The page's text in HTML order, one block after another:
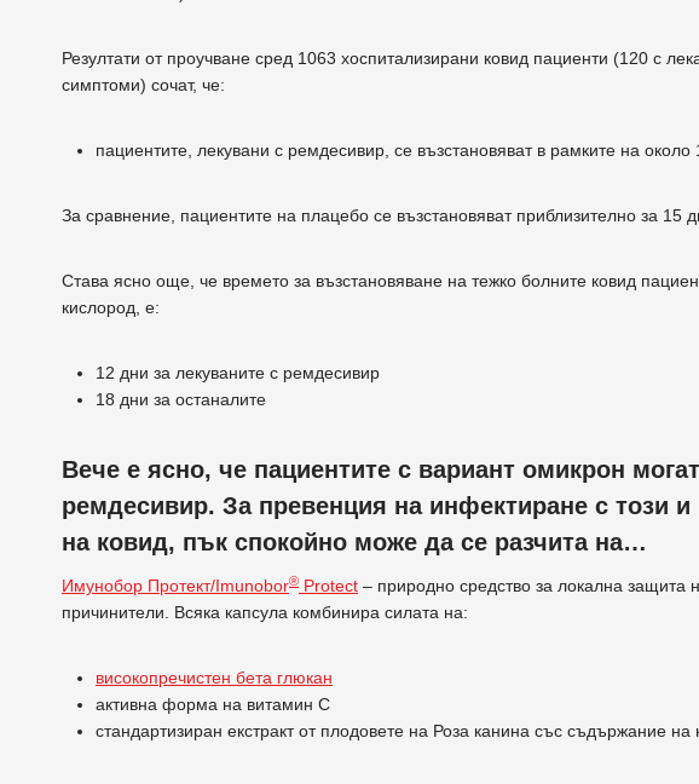
Резултати от проучване сред 1063 хоспитализирани ковид пациенти (120 с
симптоми) сочат, че:
пациентите, лекувани с ремдесивир, се възстановяват в рамките на около
За сравнение, пациентите на плацебо се възстановяват приблизително за 15
Става ясно още, че времето за възстановяване на тежко болните ковид
кислород, е:
12 дни за лекуваните с ремдесивир
18 дни за останалите
Вече е ясно, че пациентите с вариант омикрон
ремдесивир. За превенция на инфектиране с този и
на ковид, пък спокойно може да се разчита на…
Имунобор Протект/Imunobor® Protect – природно средство за локална защита
причинители. Всяка капсула комбинира силата на:
високопречистен бета глюкан
активна форма на витамин С
стандартизиран екстракт от плодовете на Роза канина със съдържание